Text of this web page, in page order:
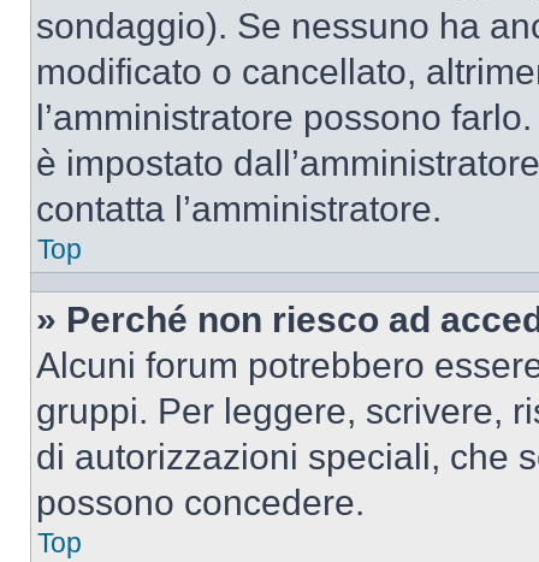
sondaggio). Se nessuno ha
modificato o cancellato,
l’amministratore possono
è impostato
contatta l’amministratore.
Top
» Perché non riesco ad
Alcuni forum potrebbero
gruppi. Per leggere, scrivere,
di autorizzazioni speciali, che
possono concedere.
Top